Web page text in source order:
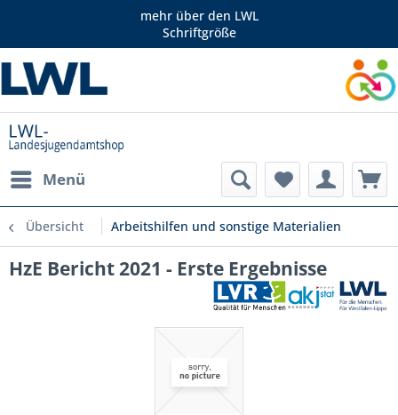
mehr über den LWL
Schriftgröße
Menü
Übersicht Arbeitshilfen und sonstige Materialien
HzE Bericht 2021 - Erste Ergebnisse